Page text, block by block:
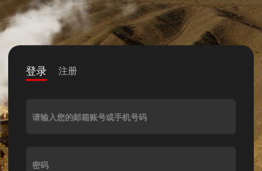
登录 注册
请输入您的邮箱账号或手机号码
密码